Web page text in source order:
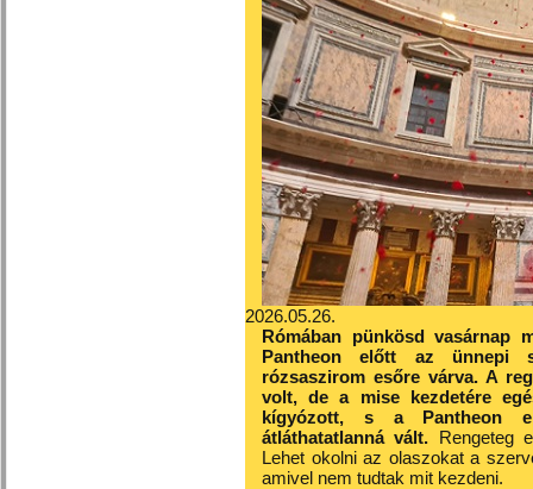
2026.05.26.
Rómában pünkösd vasárnap
Pantheon
előtt az ünnepi
rózsaszirom esőre várva. A
volt, de a mise kezdetére
kígyózott, s a Pantheon
átláthatatlanná vált. Rengeteg
Lehet okolni az olaszokat a
amivel nem tudtak mit kezdeni.